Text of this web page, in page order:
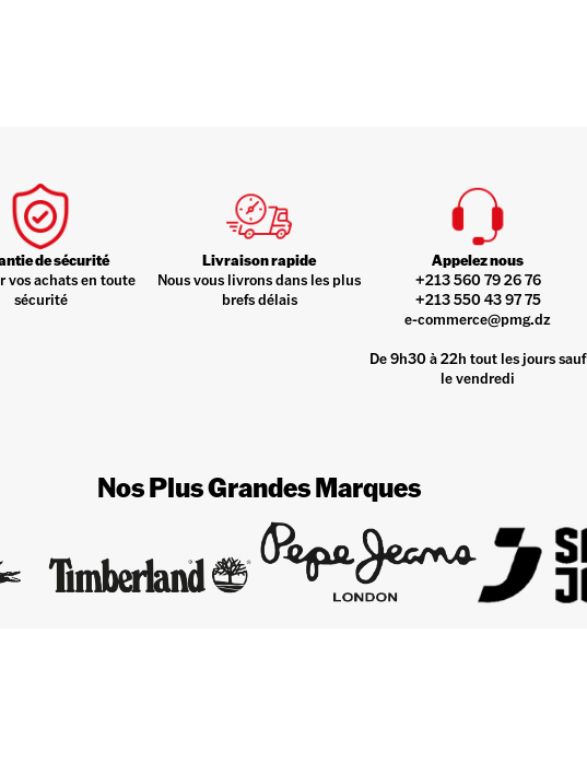
de sécurité
vos achats en toute
sécurité
Livraison rapide
Nous vous livrons dans les plus
brefs délais
Appelez nous
+213 560 79 26 76
+213 550 43 97 75
e-commerce@pmg.dz
De 9h30 à 22h tout les jours sauf
le vendredi
Nos Plus Grandes Marques